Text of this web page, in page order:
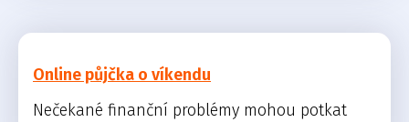
Online půjčka o víkendu
Nečekané finanční problémy mohou potkat